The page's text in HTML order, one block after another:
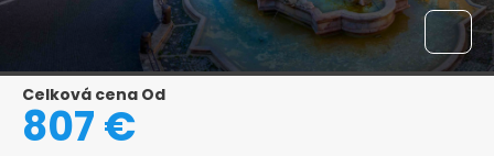
Celková cena Od
807 €